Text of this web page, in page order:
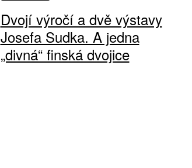
Dvojí výročí a dvě výstavy
Josefa Sudka. A jedna
„divná“ finská dvojice